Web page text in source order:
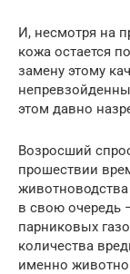
И, несмотря на
кожа остается
замену этому
этом давно
Возросший
прошествии
в свою очередь
парниковых
количества
именно